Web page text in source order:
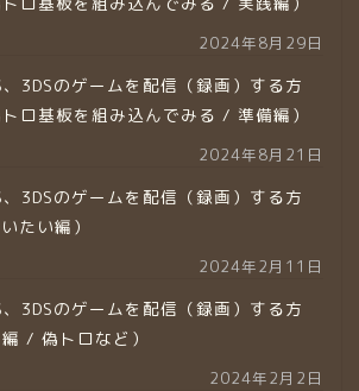
2024年8月29日
3DSのゲームを配信（録画）する方
ロ基板を組み込んでみる / 準備編）
2024年8月21日
3DSのゲームを配信（録画）する方
たい編）
2024年2月11日
3DSのゲームを配信（録画）する方
/ 偽トロなど）
2024年2月2日